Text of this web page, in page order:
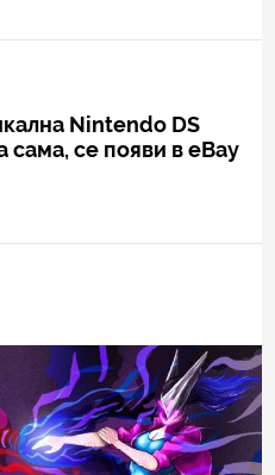
Nintendo DS
сама, се появи в eBay